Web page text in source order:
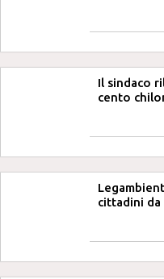
Il sindaco
cento
cittadini da